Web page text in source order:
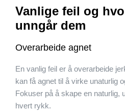
Vanlige feil og
unngår dem
Overarbeide agnet
En vanlig feil er å overarbeide
kan få agnet til å virke unaturlig
Fokuser på å skape en naturlig,
hvert rykk.